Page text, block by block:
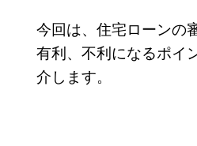
今回は、住宅ローンの
有利、不利になるポイ
介します。